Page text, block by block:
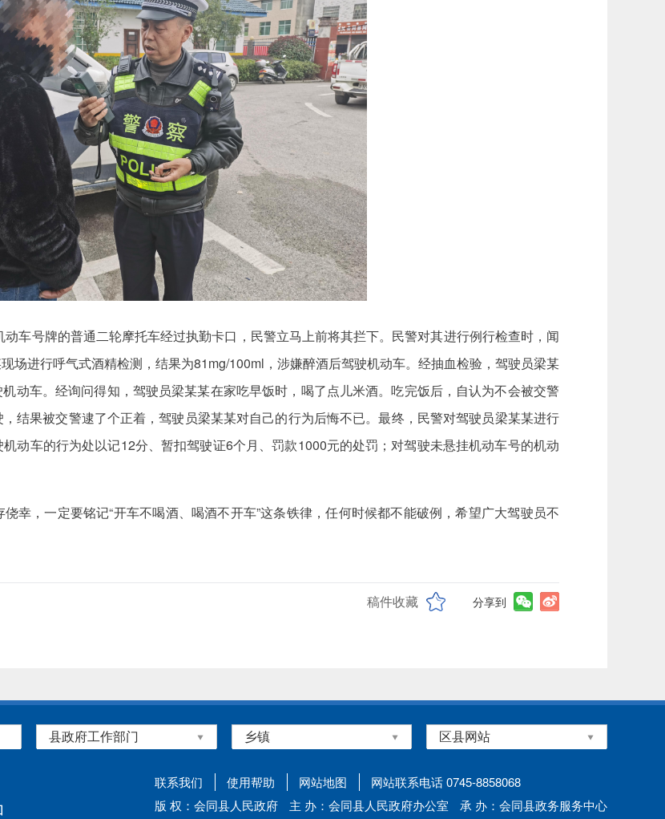
车号牌的普通二轮摩托车经过执勤卡口，民警立马上前将其拦下。民警对其进行例行检查时，闻
场进行呼气式酒精检测，结果为81mg/100ml，涉嫌醉酒后驾驶机动车。经抽血检验，驾驶员梁某
动车。经询问得知，驾驶员梁某某在家吃早饭时，喝了点儿米酒。吃完饭后，自认为不会被交警
结果被交警逮了个正着，驾驶员梁某某对自己的行为后悔不已。最终，民警对驾驶员梁某某进行
动车的行为处以记12分、暂扣驾驶证6个月、罚款1000元的处罚；对驾驶未悬挂机动车号的机动
幸，一定要铭记“开车不喝酒、喝酒不开车”这条铁律，任何时候都不能破例，希望广大驾驶员不
稿件收藏 分享到
联系我们 使用帮助 网站地图
网站联系电话 0745-8858068
版 权：会同县人民政府
主 办：会同县人民政府办公室 承 办：会同县政务服务中心